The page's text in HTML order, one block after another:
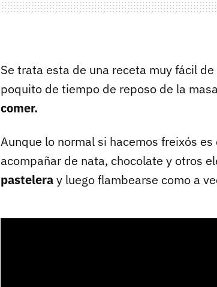
Se trata esta de una receta muy fácil
poquito de tiempo de reposo de la
comer.
Aunque lo normal si hacemos freixós
acompañar de nata, chocolate y otros
pasteleray luego flambearse como a